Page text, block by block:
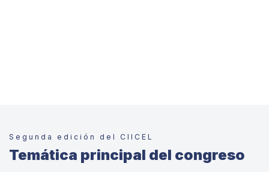
Segunda edición del CIICEL
Temática principal del congreso